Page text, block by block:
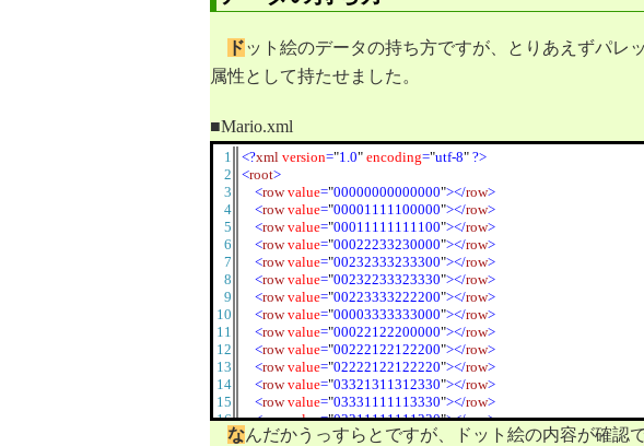
ドット絵のデータの持ち方ですが、とりあえずパレ
属性として持たせました。
■Mario.xml
1
2
3
4
5
6
7
8
9
10
11
12
13
14
15
16
17
<?xml version="1.0" encoding="utf-8" ?>
<root>
<row value="00000000000000"></row>
<row value="00001111100000"></row>
<row value="00011111111100"></row>
<row value="00022233230000"></row>
<row value="00232333233300"></row>
<row value="00232233323330"></row>
<row value="00223333222200"></row>
<row value="00003333333000"></row>
<row value="00022122200000"></row>
<row value="00222122122200"></row>
<row value="02222122122220"></row>
<row value="03321311312330"></row>
<row value="03331111113330"></row>
<row value="03311111111330"></row>
<row value="00011100111000" ></row
なんだかうっすらとですが、ドット絵の内容が確認